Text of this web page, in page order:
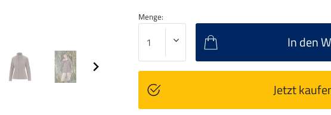
Menge:
In den
Jetzt